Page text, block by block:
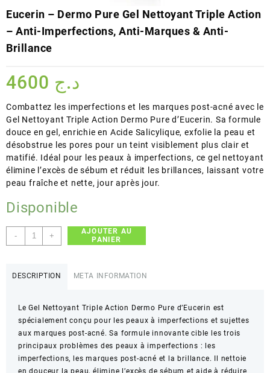
Eucerin – Dermo Pure Gel Nettoyant Triple Action
– Anti-Imperfections, Anti-Marques & Anti-
Brillance
د.ج
Combattez les imperfections et les marques post-acné avec le
Gel Nettoyant Triple Action Dermo Pure d’Eucerin. Sa formule
douce en gel, enrichie en Acide Salicylique, exfolie la peau et
désobstrue les pores pour un teint visiblement plus clair et
matifié. Idéal pour les peaux à imperfections, ce gel nettoyant
élimine l’excès de sébum et réduit les brillances, laissant votre
peau fraîche et nette, jour après jour.
Disponible
-
quantité
de
Gel
Nettoyant
Triple
Action
–
+
AJOUTER AU
PANIER
DESCRIPTION META INFORMATION
Le Gel Nettoyant Triple Action Dermo Pure d’Eucerin est
spécialement conçu pour les peaux à imperfections et sujettes
aux marques post-acné. Sa formule innovante cible les trois
principaux problèmes des peaux à imperfections : les
imperfections, les marques post-acné et la brillance. Il nettoie
en douceur la peau, élimine l’excès de sébum et aide à réduire